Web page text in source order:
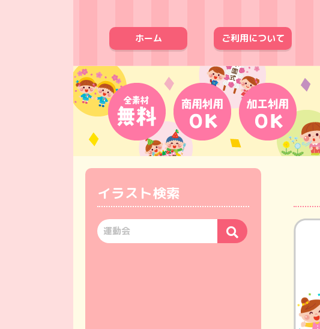
ホーム ご利用について
イラスト検索